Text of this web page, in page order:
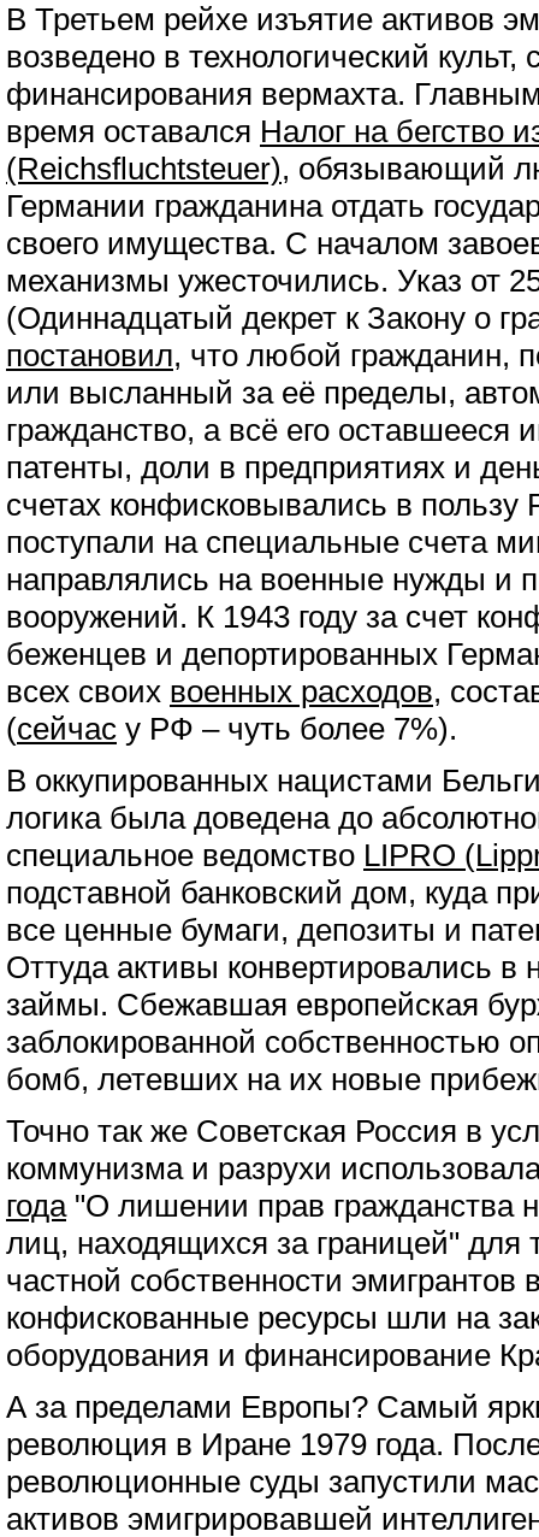
В Третьем рейхе изъятие активов
возведено в технологический культ,
финансирования вермахта.
время оставался Налог на бегство
(Reichsfluchtsteuer), обязывающий
Германии гражданина отдать
своего имущества. С началом
механизмы ужесточились. Указ от
(Одиннадцатый декрет к Закону о
постановил, что любой гражданин,
или высланный за её пределы,
гражданство, а всё его оставшееся
патенты, доли в предприятиях и
счетах конфисковывались в пользу
поступали на специальные счета
направлялись на военные нужды и
вооружений. К 1943 году за счет
беженцев и депортированных
всех своих военных расходов,
(сейчас у РФ – чуть более 7%).
В оккупированных нацистами
логика была доведена до
специальное ведомство LIPRO
подставной банковский дом, куда
все ценные бумаги, депозиты и
Оттуда активы конвертировались в
займы. Сбежавшая европейская
заблокированной собственностью
бомб, летевших на их новые
Точно так же Советская Россия в
коммунизма и разрухи
года"О лишении прав гражданства
лиц, находящихся за границей" для
частной собственности эмигрантов
конфискованные ресурсы шли на
оборудования и финансирование
А за пределами Европы? Самый
революция в Иране 1979 года.
революционные суды запустили
активов эмигрировавшей